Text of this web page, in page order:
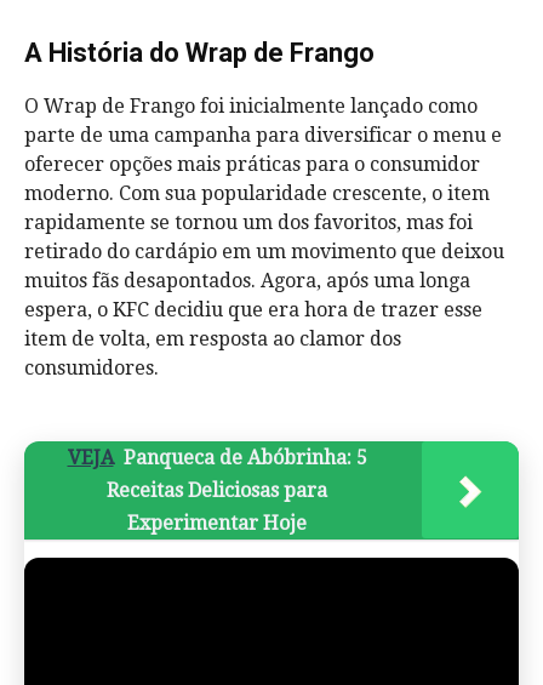
A História do Wrap de Frango
O Wrap de Frango foi inicialmente lançado como
parte de uma campanha para diversificar o menu e
oferecer opções mais práticas para o consumidor
moderno. Com sua popularidade crescente, o item
rapidamente se tornou um dos favoritos, mas foi
retirado do cardápio em um movimento que deixou
muitos fãs desapontados. Agora, após uma longa
espera, o KFC decidiu que era hora de trazer esse
item de volta, em resposta ao clamor dos
consumidores.
VEJA Panqueca de Abóbrinha: 5
Receitas Deliciosas para
Experimentar Hoje